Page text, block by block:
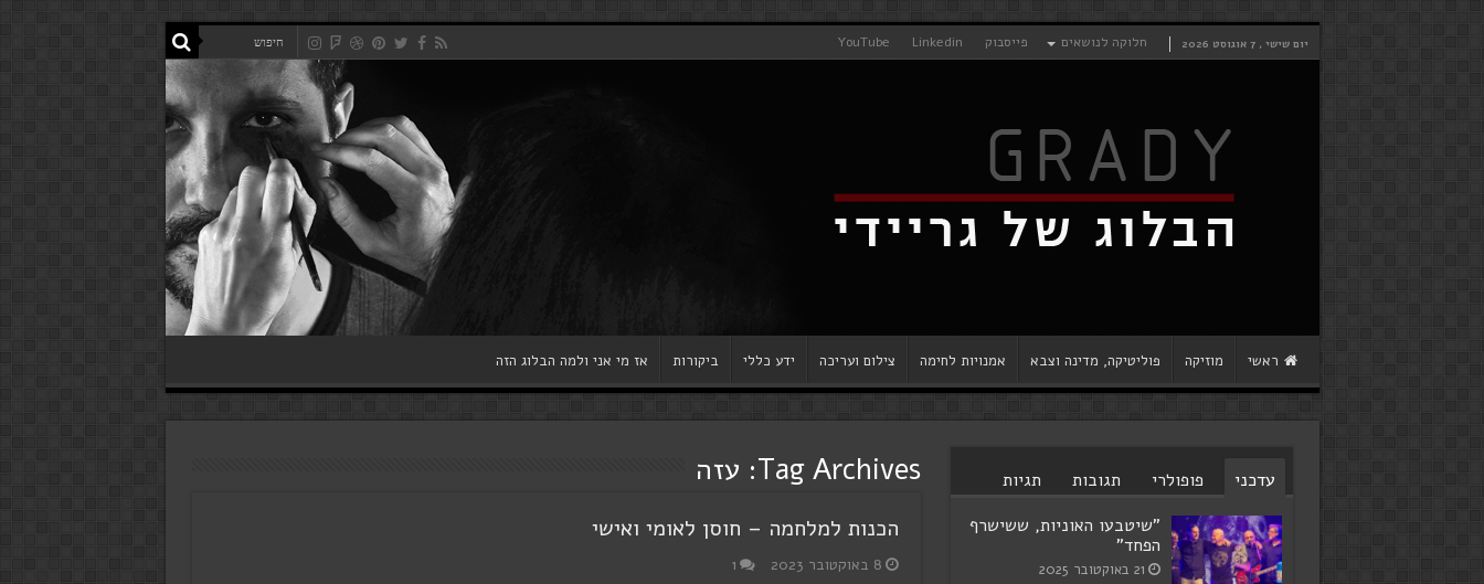
יום שישי , 7 אוגוסט 2026 חלוקה לנושאים פייסבוק Linkedin
YouTube
ראשי מוזיקה פוליטיקה, מדינה וצבא אמנויות לחימה צילום ועריכה ידע כללי ביקורות אז מי אני ולמה הבלוג הזה
Tag Archives: עזה
הכנות למלחמה – חוסן לאומי ואישי
8 באוקטובר 2023 1
עדכני פופולרי תגובות
תגיות
"שיטבעו האוניות, ששישרף
הפחד"
21 באוקטובר 2025